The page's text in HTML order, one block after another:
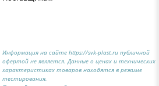
Информация на сайте https://svk-plast.ru публичной
офертой не является. Данные о ценах и технических
характеристиках товаров находятся в режиме
тестирования.